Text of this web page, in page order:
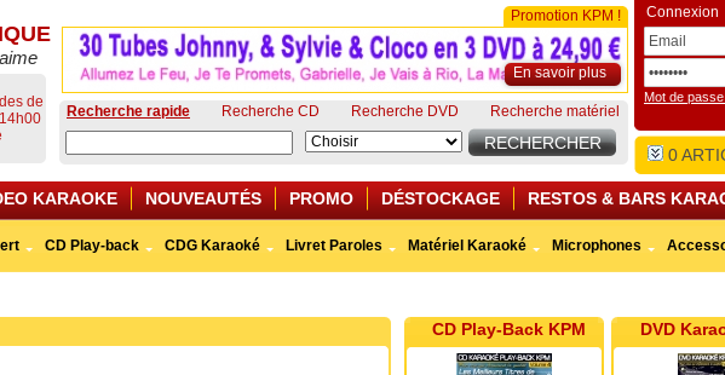
CD Play-Back KPM DVD
de
Promotion KPM !
En savoir plus
Recherche rapide Recherche CD Recherche DVD Recherche matériel
Connexion
Mot de
0
KARAOKE NOUVEAUTÉS PROMO DÉSTOCKAGE RESTOS & BARS
CD Play-back CDG Karaoké Livret Paroles Matériel Karaoké Microphones